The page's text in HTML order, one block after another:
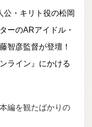
公・ キリト役の松岡
ーのARアイドル・
智彦監督が登壇！
ライン』 にかける
編を観たばかりの